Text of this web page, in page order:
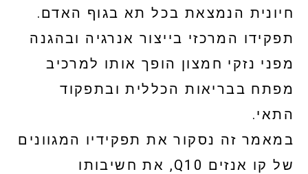
חיונית הנמצאת בכל תא בגוף האדם.
תפקידו המרכזי בייצור אנרגיה ובהגנה
מפני נזקי חמצון הופך אותו למרכיב
מפתח בבריאות הכללית ובתפקוד
התאי.
במאמר זה נסקור את תפקידיו המגוונים
של קו אנזים Q10, את חשיבותו